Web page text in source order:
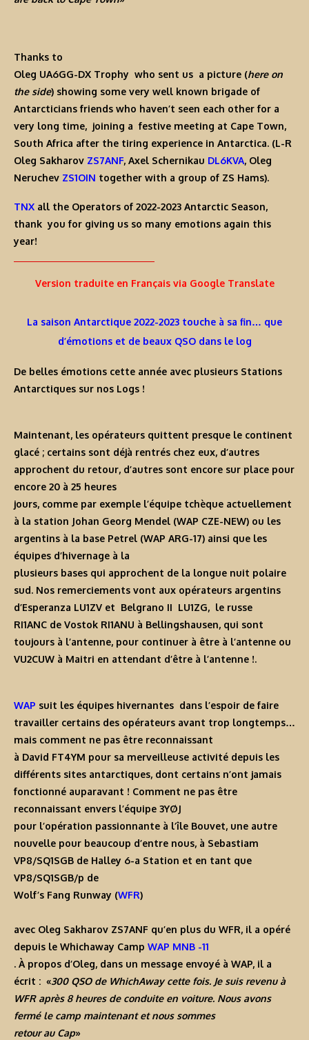
Thanks to
Oleg UA6GG-DX Trophy who sent us a picture (here on
the side) showing some very well known brigade of
Antarcticians friends who haven’t seen each other for a
very long time, joining a festive meeting at Cape Town,
South Africa after the tiring experience in Antarctica. (L-R
Oleg Sakharov ZS7ANF, Axel Schernikau DL6KVA, Oleg
Neruchev ZS1OIN together with a group of ZS Hams).
TNX all the Operators of 2022-2023 Antarctic Season,
thank you for giving us so many emotions again this
year!
Version traduite en Français via Google Translate
La saison Antarctique 2022-2023 touche à sa fin… que
d’émotions et de beaux QSO dans le log
De belles émotions cette année avec plusieurs Stations
Antarctiques sur nos Logs !
Maintenant, les opérateurs quittent presque le continent
glacé ; certains sont déjà rentrés chez eux, d’autres
approchent du retour, d’autres sont encore sur place pour
encore 20 à 25 heures
jours, comme par exemple l’équipe tchèque actuellement
à la station Johan Georg Mendel (WAP CZE-NEW) ou les
argentins à la base Petrel (WAP ARG-17) ainsi que les
équipes d’hivernage à la
plusieurs bases qui approchent de la longue nuit polaire
sud. Nos remerciements vont aux opérateurs argentins
d’Esperanza LU1ZV et Belgrano II LU1ZG, le russe
RI1ANC de Vostok RI1ANU à Bellingshausen, qui sont
toujours à l’antenne, pour continuer à être à l’antenne ou
VU2CUW à Maitri en attendant d’être à l’antenne !.
WAP suit les équipes hivernantes dans l’espoir de faire
travailler certains des opérateurs avant trop longtemps…
mais comment ne pas être reconnaissant
à David FT4YM pour sa merveilleuse activité depuis les
différents sites antarctiques, dont certains n’ont jamais
fonctionné auparavant ! Comment ne pas être
reconnaissant envers l’équipe 3YØJ
pour l’opération passionnante à l’île Bouvet, une autre
nouvelle pour beaucoup d’entre nous, à Sebastiam
VP8/SQ1SGB de Halley 6-a Station et en tant que
VP8/SQ1SGB/p de
Wolf’s Fang Runway (WFR)
avec Oleg Sakharov ZS7ANF qu’en plus du WFR, il a opéré
depuis le Whichaway Camp WAP MNB -11
. À propos d’Oleg, dans un message envoyé à WAP, il a
écrit : «300 QSO de WhichAway cette fois. Je suis revenu à
WFR après 8 heures de conduite en voiture. Nous avons
fermé le camp maintenant et nous sommes
retour au Cap»